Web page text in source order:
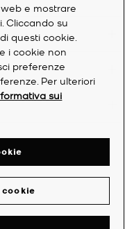
e mostrare
Cliccando su
questi cookie.
i cookie non
preferenze
Per ulteriori
sui
cookie